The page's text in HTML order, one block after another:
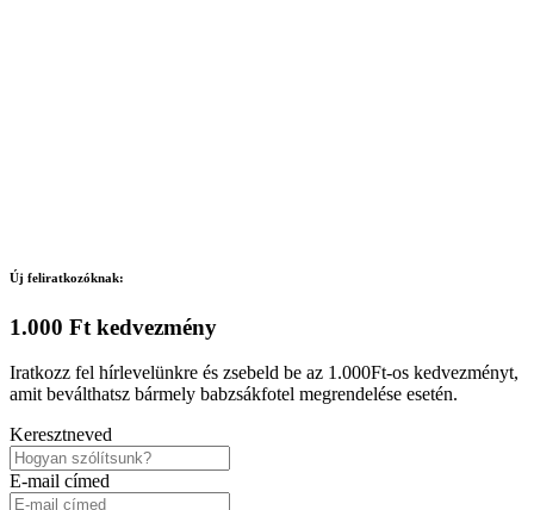
Új feliratkozóknak:
1.000 Ft kedvezmény
Iratkozz fel hírlevelünkre és zsebeld be az 1.000Ft-os kedvezményt,
amit beválthatsz bármely babzsákfotel megrendelése esetén.
Keresztneved
E-mail címed